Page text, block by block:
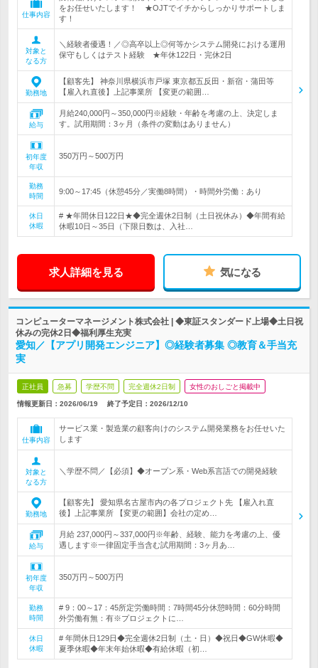
仕事内容
をお任せいたします！ ★OJTでイチからしっかりサポートしま
す！
対象と
なる方
＼経験者優遇！／◎高卒以上◎何等かシステム開発における運用
保守もしくはテスト経験 ★年休122日・完休2日
勤務地
【顧客先】 神奈川県横浜市戸塚 東京都五反田・新宿・蒲田等
【雇入れ直後】上記事業所 【変更の範囲…
給与
月給240,000円～350,000円※経験・年齢を考慮の上、決定しま
す。試用期間：3ヶ月（条件の変動はありません）
初年度
年収
350万円～500万円
勤務
時間
9:00～17:45（休憩45分／実働8時間）・時間外労働：あり
休日
休暇
# ★年間休日122日★◆完全週休2日制（土日祝休み）◆年間有給
休暇10日～35日（下限日数は、入社…
求人詳細を見る 気になる
コンピューターマネージメント株式会社 | ◆東証スタンダード上場◆土日祝
休みの完休2日◆福利厚生充実
愛知／【アプリ開発エンジニア】◎経験者募集 ◎教育＆手当充
実
正社員 急募 学歴不問 完全週休2日制 女性のおしごと掲載中
情報更新日：2026/06/19 終了予定日： 2026/12/10
仕事内容
サービス業・製造業の顧客向けのシステム開発業務をお任せいた
します
対象と
なる方
＼学歴不問／【必須】◆オープン系・Web系言語での開発経験
勤務地
【顧客先】 愛知県名古屋市内の各プロジェクト先 【雇入れ直
後】上記事業所 【変更の範囲】会社の定め…
給与
月給 237,000円～337,000円※年齢、経験、能力を考慮の上、優
遇します※一律固定手当含む試用期間：3ヶ月あ…
初年度
年収
350万円～500万円
勤務
時間
# 9：00～17：45所定労働時間：7時間45分休憩時間：60分時間
外労働有無：有※プロジェクトに…
休日
休暇
# 年間休日129日◆完全週休2日制（土・日）◆祝日◆GW休暇◆
夏季休暇◆年末年始休暇◆有給休暇（初…